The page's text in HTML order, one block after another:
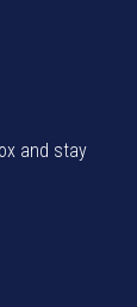
and stay